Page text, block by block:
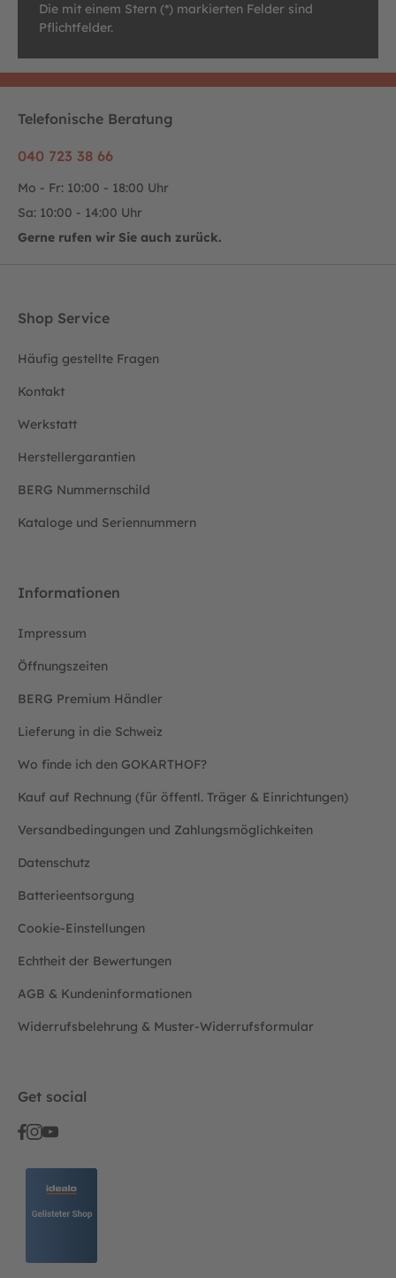
Die mit einem Stern (*) markierten Felder sind
Pflichtfelder.
Telefonische Beratung
040 723 38 66
Mo - Fr: 10:00 - 18:00 Uhr
Sa: 10:00 - 14:00 Uhr
Gerne rufen wir Sie auch zurück.
Shop Service
Häufig gestellte Fragen
Kontakt
Werkstatt
Herstellergarantien
BERG Nummernschild
Kataloge und Seriennummern
Informationen
Impressum
Öffnungszeiten
BERG Premium Händler
Lieferung in die Schweiz
Wo finde ich den GOKARTHOF?
Kauf auf Rechnung (für öffentl. Träger & Einrichtungen)
Versandbedingungen und Zahlungsmöglichkeiten
Datenschutz
Batterieentsorgung
Cookie-Einstellungen
Echtheit der Bewertungen
AGB & Kundeninformationen
Widerrufsbelehrung & Muster-Widerrufsformular
Get social